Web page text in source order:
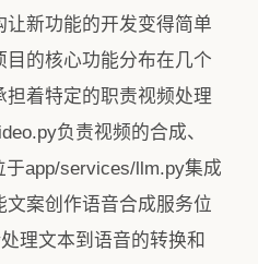
新功能的开发变得简单
的核心功能分布在几个
着特定的职责视频处理
负责视频的合成、
app/services/llm.py集成
案创作语音合成服务位
理文本到语音的转换和